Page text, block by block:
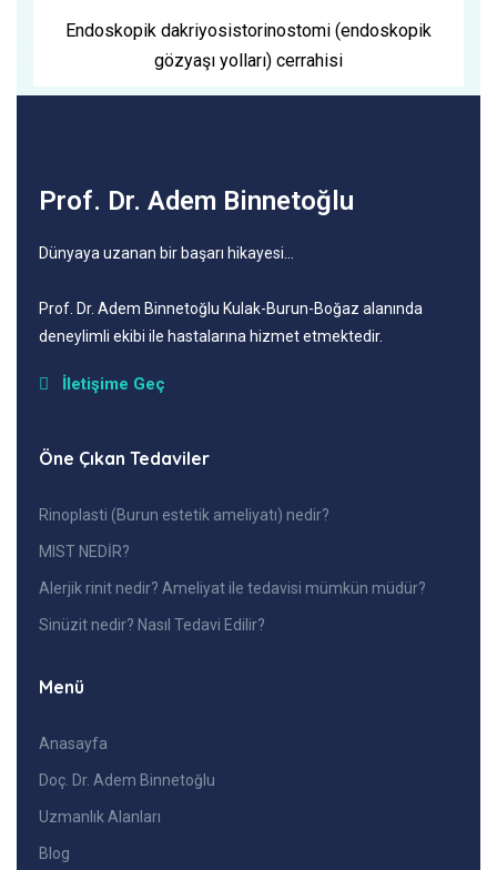
Endoskopik dakriyosistorinostomi (endoskopik
gözyaşı yolları) cerrahisi
Prof. Dr. Adem Binnetoğlu
Dünyaya uzanan bir başarı hikayesi…
Prof . Dr. Adem Binnetoğlu Kulak-Burun-Boğaz alanında
deneylimli ekibi ile hastalarına hizmet etmektedir.
İletişime Geç
Öne Çıkan Tedaviler
Rinoplasti (Burun estetik ameliyatı) nedir?
MIST NEDİR?
Alerjik rinit nedir? Ameliyat ile tedavisi mümkün müdür?
Sinüzit nedir? Nasıl Tedavi Edilir?
Menü
Anasayfa
Doç. Dr. Adem Binnetoğlu
Uzmanlık Alanları
Blog